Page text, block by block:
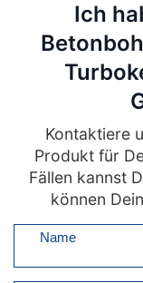
Ich
Kontaktiere
Produkt für
Fällen kannst
können
Name